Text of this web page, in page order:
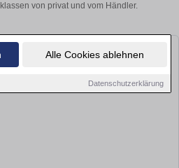
Alle Cookies ablehnen
Datenschutzerklärung
von privat und vom Händler.